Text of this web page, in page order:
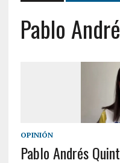
Pablo
OPINIÓN
Pablo Andrés